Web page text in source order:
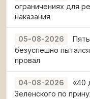
ограничениях для
наказания
05-08-2026
безуспешно
провал
04-08-2026
«40
Зеленского по